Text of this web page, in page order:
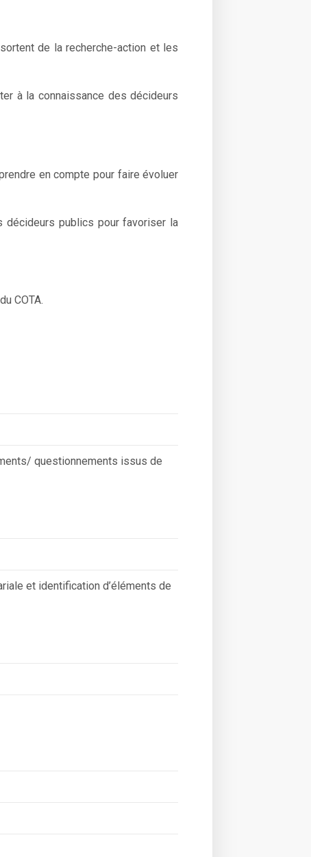
de la recherche-action et les
à la connaissance des décideurs
en compte pour faire évoluer
décideurs publics pour favoriser la
COTA.
questionnements issus de
et identification d’éléments de